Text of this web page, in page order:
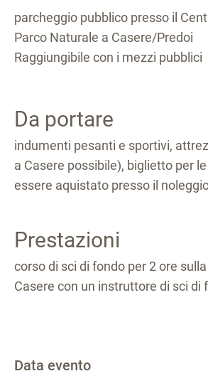
parcheggio pubblico presso il
Parco Naturale a Casere/Predoi
Raggiungibile con i mezzi pubblici
Da portare
indumenti pesanti e sportivi,
a Casere possibile), biglietto per
essere aquistato presso il
Prestazioni
corso di sci di fondo per 2 ore
Casere con un instruttore di sci di
Data evento